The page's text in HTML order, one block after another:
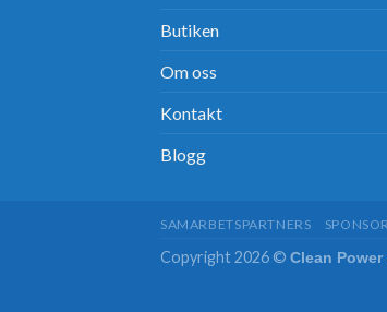
Butiken
Om oss
Kontakt
Blogg
SAMARBETSPARTNERS SPONSOR
Copyright 2026 © Clean Power